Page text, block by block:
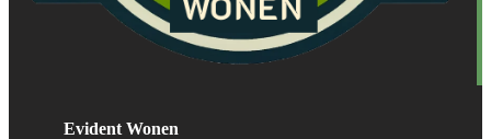
Evident Wonen